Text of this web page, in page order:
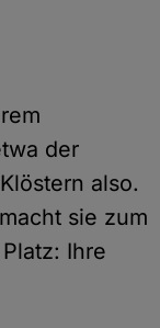
der
also.
sie zum
Ihre